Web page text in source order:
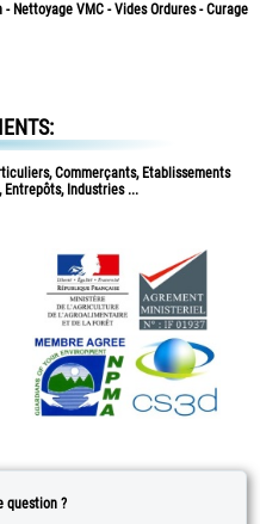
Nettoyage VMC - Vides Ordures - Curage
Commerçants, Etablissements
Entrepôts, Industries ...
question ?